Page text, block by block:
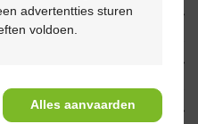
advertentties sturen
voldoen.
Alles aanvaarden